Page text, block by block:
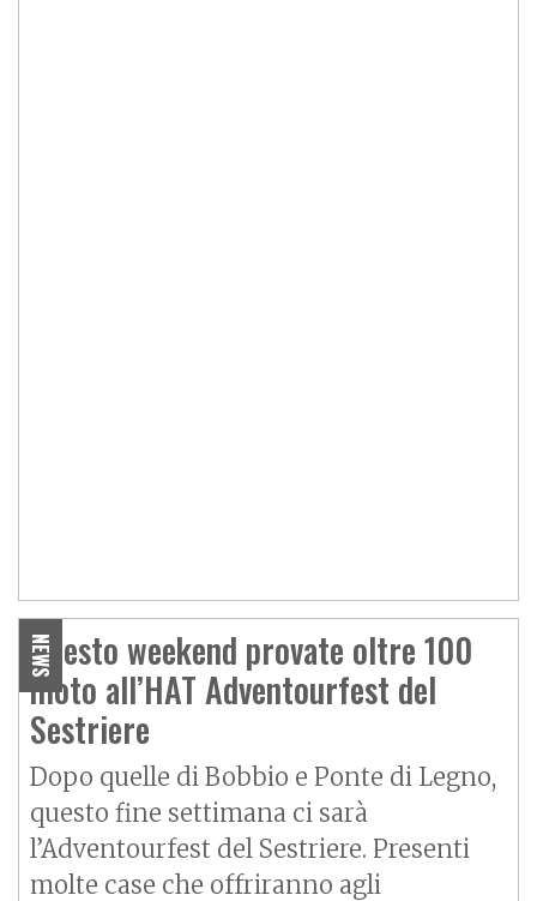
NEWS
Questo weekend provate oltre 100
moto all’HAT Adventourfest del
Sestriere
Dopo quelle di Bobbio e Ponte di Legno,
questo fine settimana ci sarà
l’Adventourfest del Sestriere. Presenti
molte case che offriranno agli